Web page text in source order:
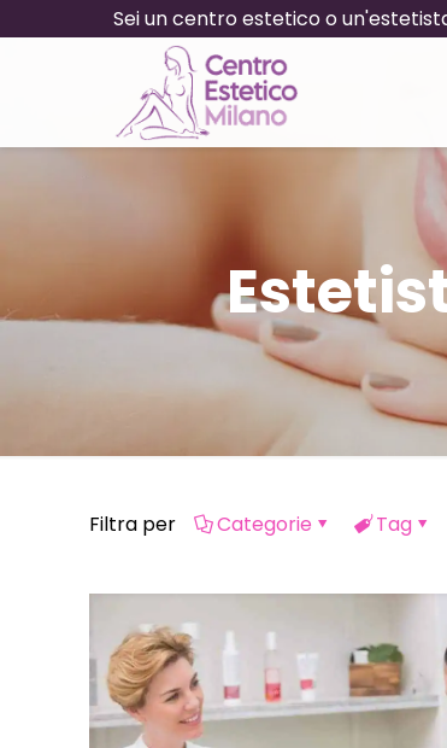
Sei un centro estetico o
Filtra per Categorie Tag